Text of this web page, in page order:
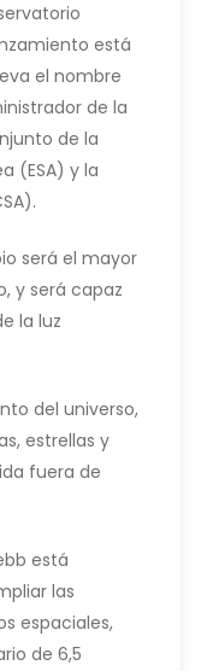
está
el nombre
de la
de la
(ESA) y la
será el mayor
y será capaz
la luz
del universo,
estrellas y
fuera de
está
las
espaciales,
de 6,5